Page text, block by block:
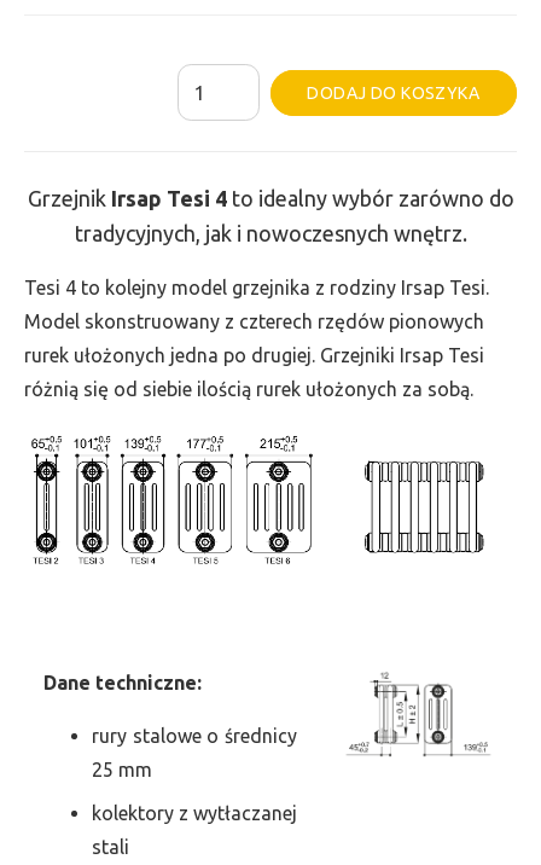
ilość
Grzejnik
wys.
1500,
szer.
90,
365
DODAJ DO KOSZYKA
Grzejnik Irsap Tesi 4to idealny wybór zarówno do
tradycyjnych, jak i nowoczesnych wnętrz.
Tesi 4 to kolejny model grzejnika z rodziny Irsap Tesi.
Model skonstruowany z czterech rzędów pionowych
rurek ułożonych jedna po drugiej. Grzejniki Irsap Tesi
różnią się od siebie ilością rurek ułożonych za sobą.
Dane techniczne:
rury stalowe o średnicy
25 mm
kolektory z wytłaczanej
stali